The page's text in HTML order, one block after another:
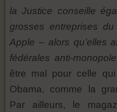
la Justice conseille
grosses entreprises
Apple – alors qu’elles
fédérales anti-
être mal pour celle
Obama, comme la
Par ailleurs, le